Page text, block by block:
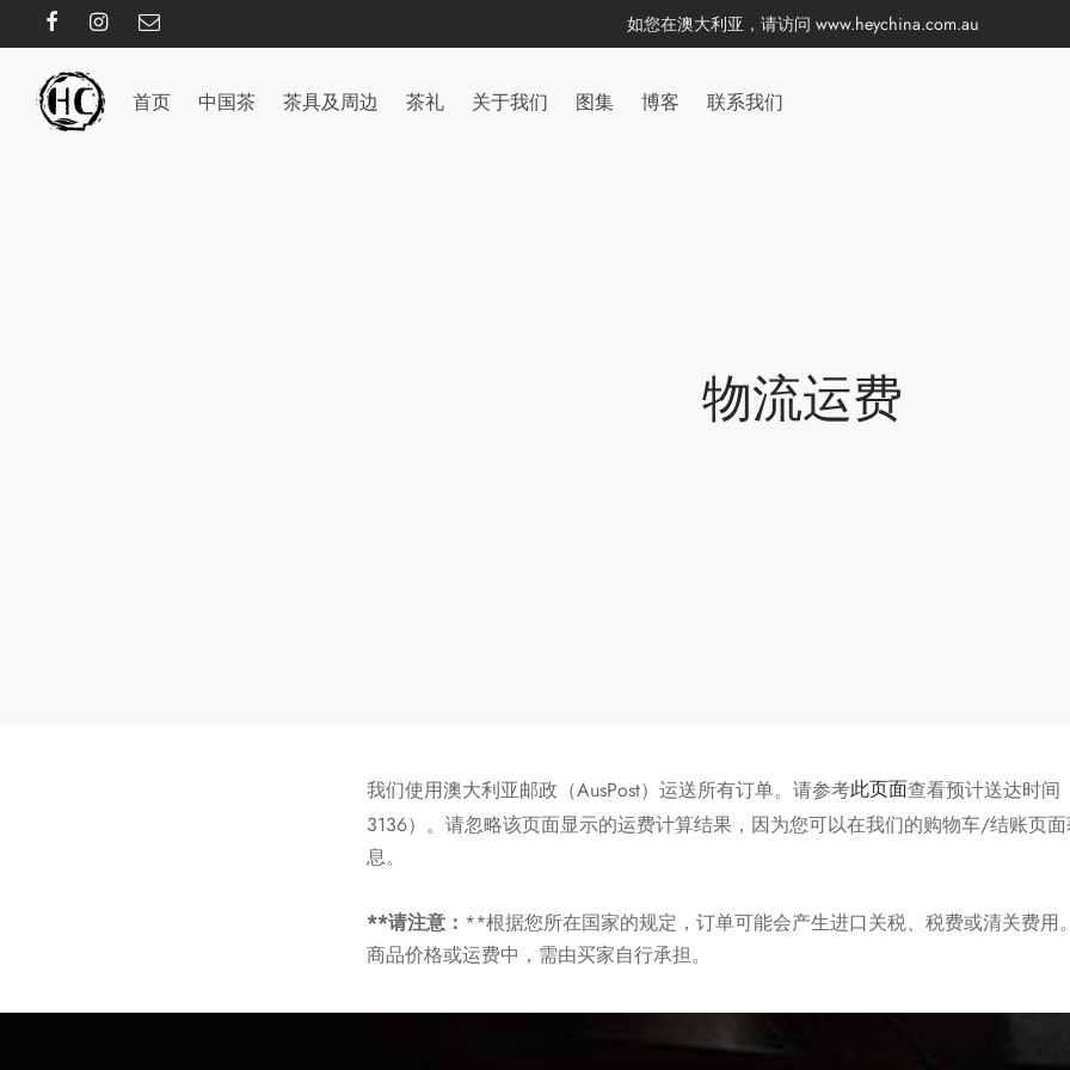
如您在澳大利亚，请访问 www.heychina.com.au
首页 中国茶 茶具及周边 茶礼 关于我们 图集 博客 联系我们
物流运费
我们使用澳大利亚邮政（AusPost）运送所有订单。请参考此页面查看预计送达时间
3136）。请忽略该页面显示的运费计算结果，因为您可以在我们的购物车/结账页
息。
**请注意： **根据您所在国家的规定，订单可能会产生进口关税、税费或清关费用
商品价格或运费中，需由买家自行承担。